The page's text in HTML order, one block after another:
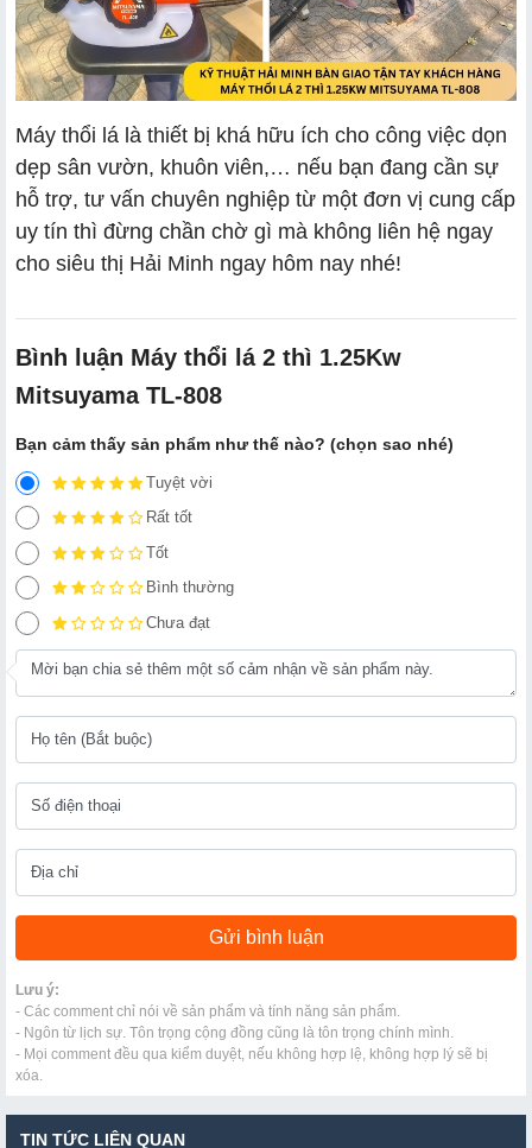
Máy thổi lá là thiết bị khá hữu ích cho công việc dọn
dẹp sân vườn, khuôn viên,… nếu bạn đang cần sự
hỗ trợ, tư vấn chuyên nghiệp từ một đơn vị cung cấp
uy tín thì đừng chần chờ gì mà không liên hệ ngay
cho siêu thị Hải Minh ngay hôm nay nhé!
Bình luận Máy thổi lá 2 thì 1.25Kw
Mitsuyama TL-808
Bạn cảm thấy sản phẩm như thế nào? (chọn sao nhé)
Tuyệt vời
Rất tốt
Tốt
Bình thường
Chưa đạt
Lưu ý:
- Các comment chỉ nói về sản phẩm và tính năng sản phẩm.
- Ngôn từ lịch sự. Tôn trọng cộng đồng cũng là tôn trọng chính mình.
- Mọi comment đều qua kiểm duyệt, nếu không hợp lệ, không hợp lý sẽ bị
xóa.
TIN TỨC LIÊN QUAN